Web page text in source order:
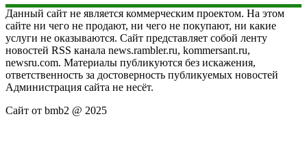
Данный сайт не является коммерческим проектом. На этом
сайте ни чего не продают, ни чего не покупают, ни какие
услуги не оказываются. Сайт представляет собой ленту
новостей RSS канала news.rambler.ru, kommersant.ru,
newsru.com. Материалы публикуются без искажения,
ответственность за достоверность публикуемых новостей
Администрация сайта не несёт.
Сайт от bmb2 @ 2025